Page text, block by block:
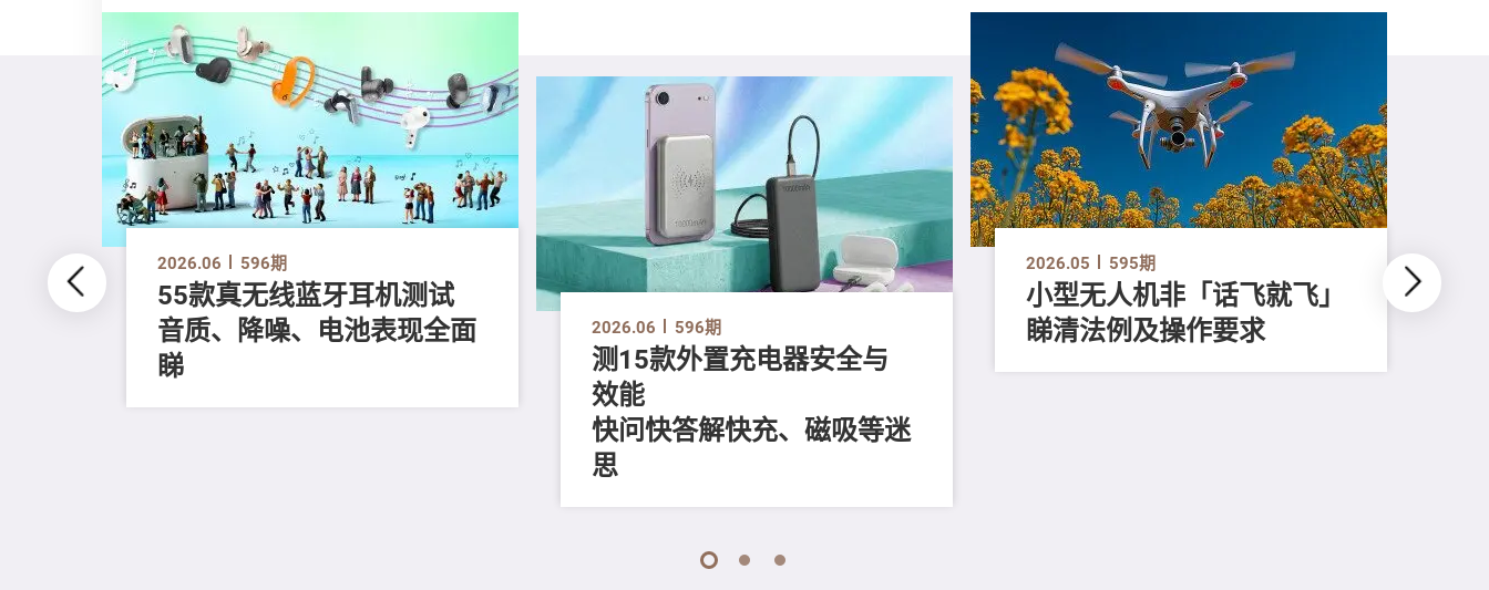
2026.06 596期
55款真无线蓝牙耳机测试
音质、降噪、电池表现全面
睇
2026.06 596期
测15款外置充电器安全与
效能
快问快答解快充、磁吸等迷
思
2026.05 595期
小型无人机非「话飞就飞」
睇清法例及操作要求
1 2 3